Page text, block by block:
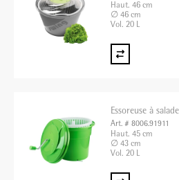
Haut. 46 cm
∅ 46 cm
Vol. 20 L
Essoreuse à salade
Art. # 8006.91911
Haut. 45 cm
∅ 43 cm
Vol. 20 L